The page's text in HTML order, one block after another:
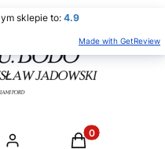
Produkty w
sklepie to: 4.9
Made with GetReview